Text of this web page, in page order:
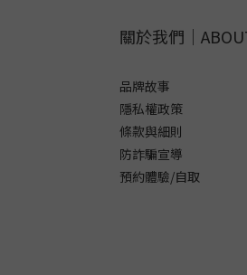
關於我們｜
品牌故事
隱私權政策
條款與細則
防詐騙宣導
預約體驗/自取